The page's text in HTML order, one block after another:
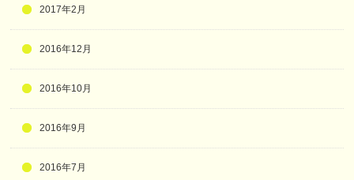
2017年2月
2016年12月
2016年10月
2016年9月
2016年7月